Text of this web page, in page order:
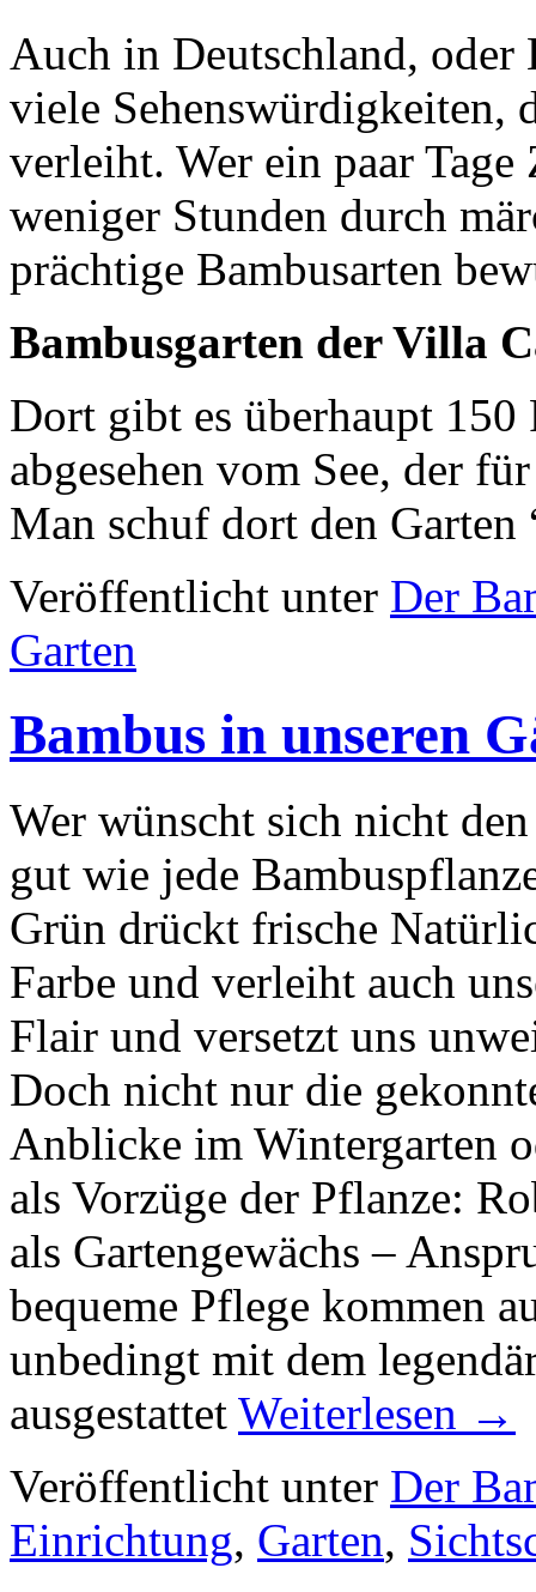
Auch in Deutschland, oder
viele Sehenswürdigkeiten,
verleiht. Wer ein paar
weniger Stunden durch
prächtige Bambusarten
Bambusgarten der Villa
Dort gibt es überhaupt 150
abgesehen vom See, der
Man schuf dort den Garten
Veröffentlicht unter Der
Garten
Bambus in unseren
Wer wünscht sich nicht
gut wie jede
Grün drückt frische
Farbe und verleiht auch
Flair und versetzt uns
Doch nicht nur die
Anblicke im Wintergarten
als Vorzüge der Pflanze:
als Gartengewächs –
bequeme Pflege kommen
unbedingt mit dem
ausgestattet Weiterlesen →
Veröffentlicht unter Der
Einrichtung, Garten,